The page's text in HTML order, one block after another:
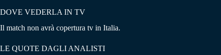
DOVE VEDERLA IN TV
Il match non avrà copertura tv in Italia.
LE QUOTE DAGLI ANALISTI